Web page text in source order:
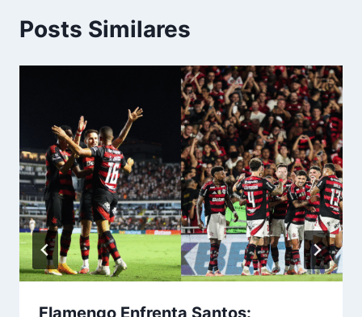
Posts Similares
Flamengo Enfrenta Santos: